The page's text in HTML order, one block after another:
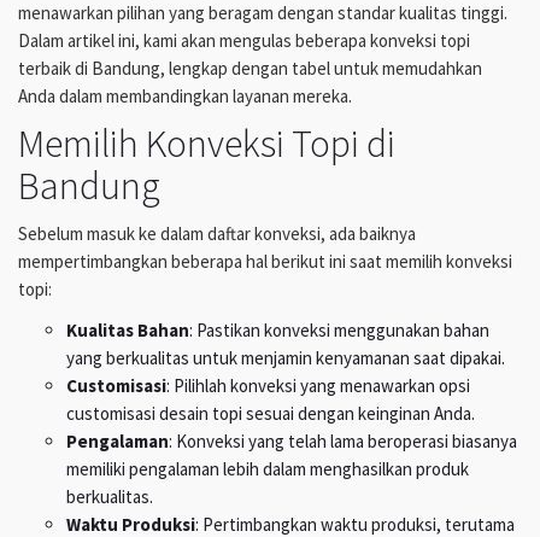
menawarkan pilihan yang beragam dengan standar kualitas tinggi.
Dalam artikel ini, kami akan mengulas beberapa konveksi topi
terbaik di Bandung, lengkap dengan tabel untuk memudahkan
Anda dalam membandingkan layanan mereka.
Memilih Konveksi Topi di
Bandung
Sebelum masuk ke dalam daftar konveksi, ada baiknya
mempertimbangkan beberapa hal berikut ini saat memilih konveksi
topi:
Kualitas Bahan: Pastikan konveksi menggunakan bahan
yang berkualitas untuk menjamin kenyamanan saat dipakai.
Customisasi: Pilihlah konveksi yang menawarkan opsi
customisasi desain topi sesuai dengan keinginan Anda.
Pengalaman: Konveksi yang telah lama beroperasi biasanya
memiliki pengalaman lebih dalam menghasilkan produk
berkualitas.
Waktu Produksi: Pertimbangkan waktu produksi, terutama